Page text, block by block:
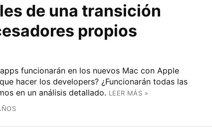
de una transición
propios
funcionarán en los nuevos Mac con Apple
hacer los developers? ¿Funcionarán todas las
en un análisis detallado. LEER MÁS »